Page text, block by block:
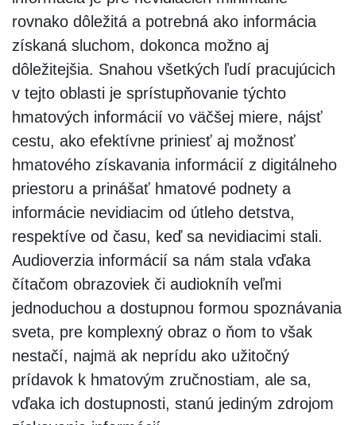
rovnako dôležitá a potrebná ako informácia
získaná sluchom, dokonca možno aj
dôležitejšia. Snahou všetkých ľudí pracujúcich
v tejto oblasti je sprístupňovanie týchto
hmatových informácií vo väčšej miere, nájsť
cestu, ako efektívne priniesť aj možnosť
hmatového získavania informácií z digitálneho
priestoru a prinášať hmatové podnety a
informácie nevidiacim od útleho detstva,
respektíve od času, keď sa nevidiacimi stali.
Audioverzia informácií sa nám stala vďaka
čítačom obrazoviek či audiokníh veľmi
jednoduchou a dostupnou formou spoznávania
sveta, pre komplexný obraz o ňom to však
nestačí, najmä ak neprídu ako užitočný
prídavok k hmatovým zručnostiam, ale sa,
vďaka ich dostupnosti, stanú jediným zdrojom